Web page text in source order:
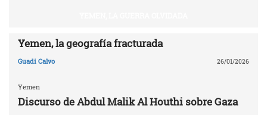
Yemen, la geografía fracturada
Guadi Calvo 26/01/2026
Yemen
Discurso de Abdul Malik Al Houthi sobre Gaza